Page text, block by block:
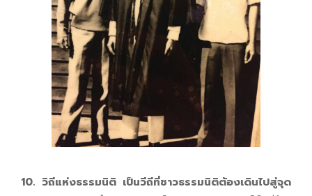
10. วิถีแห่งธรรมนิติ เป็นวีถีที่ชาวธรรมนิติต้องเดินไปสู่จุด